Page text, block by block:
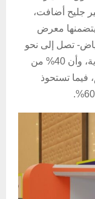
جليح أضافت،
معرض
تصل إلى نحو
20 مليار ريال لجميع القطاعات الاستثمارية، وأن 40% من
فيما تستحوذ